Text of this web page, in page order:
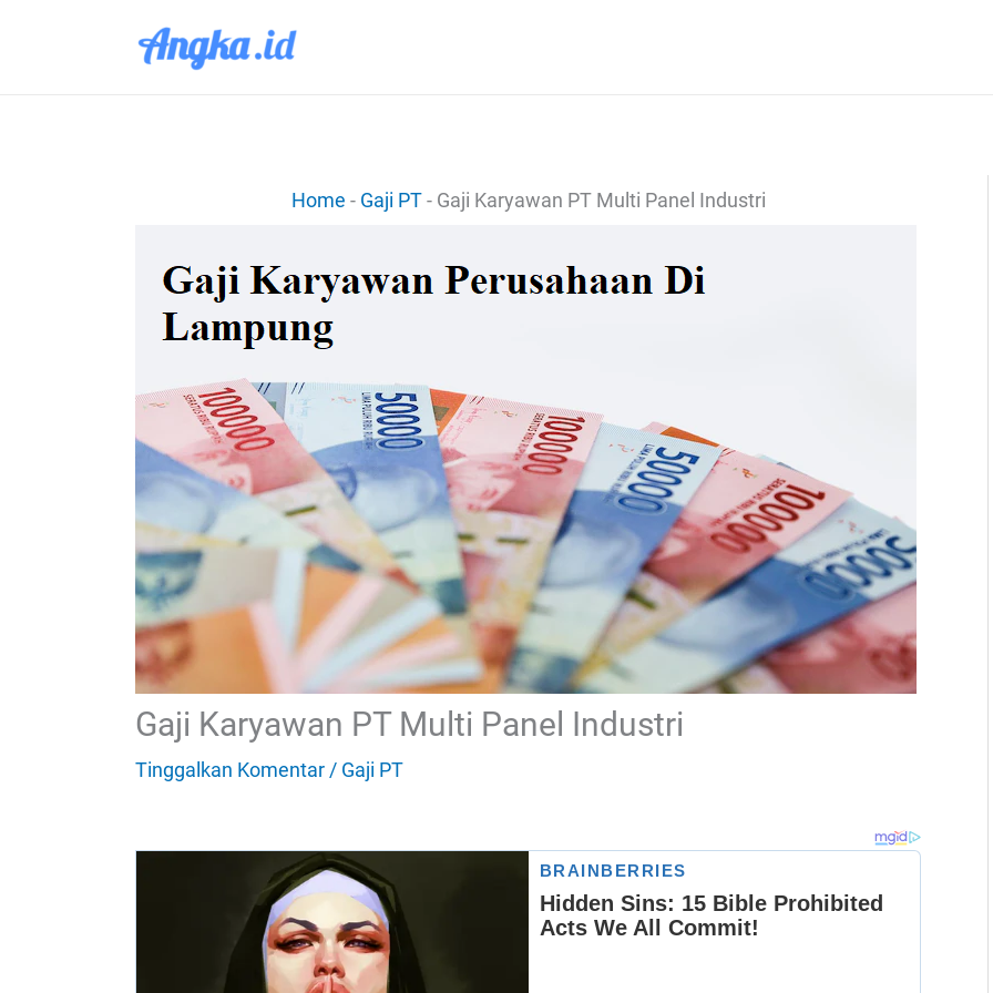
Home - Gaji PT- Gaji Karyawan PT Multi Panel Industri
Gaji Karyawan PT Multi Panel Industri
Tinggalkan Komentar / Gaji PT